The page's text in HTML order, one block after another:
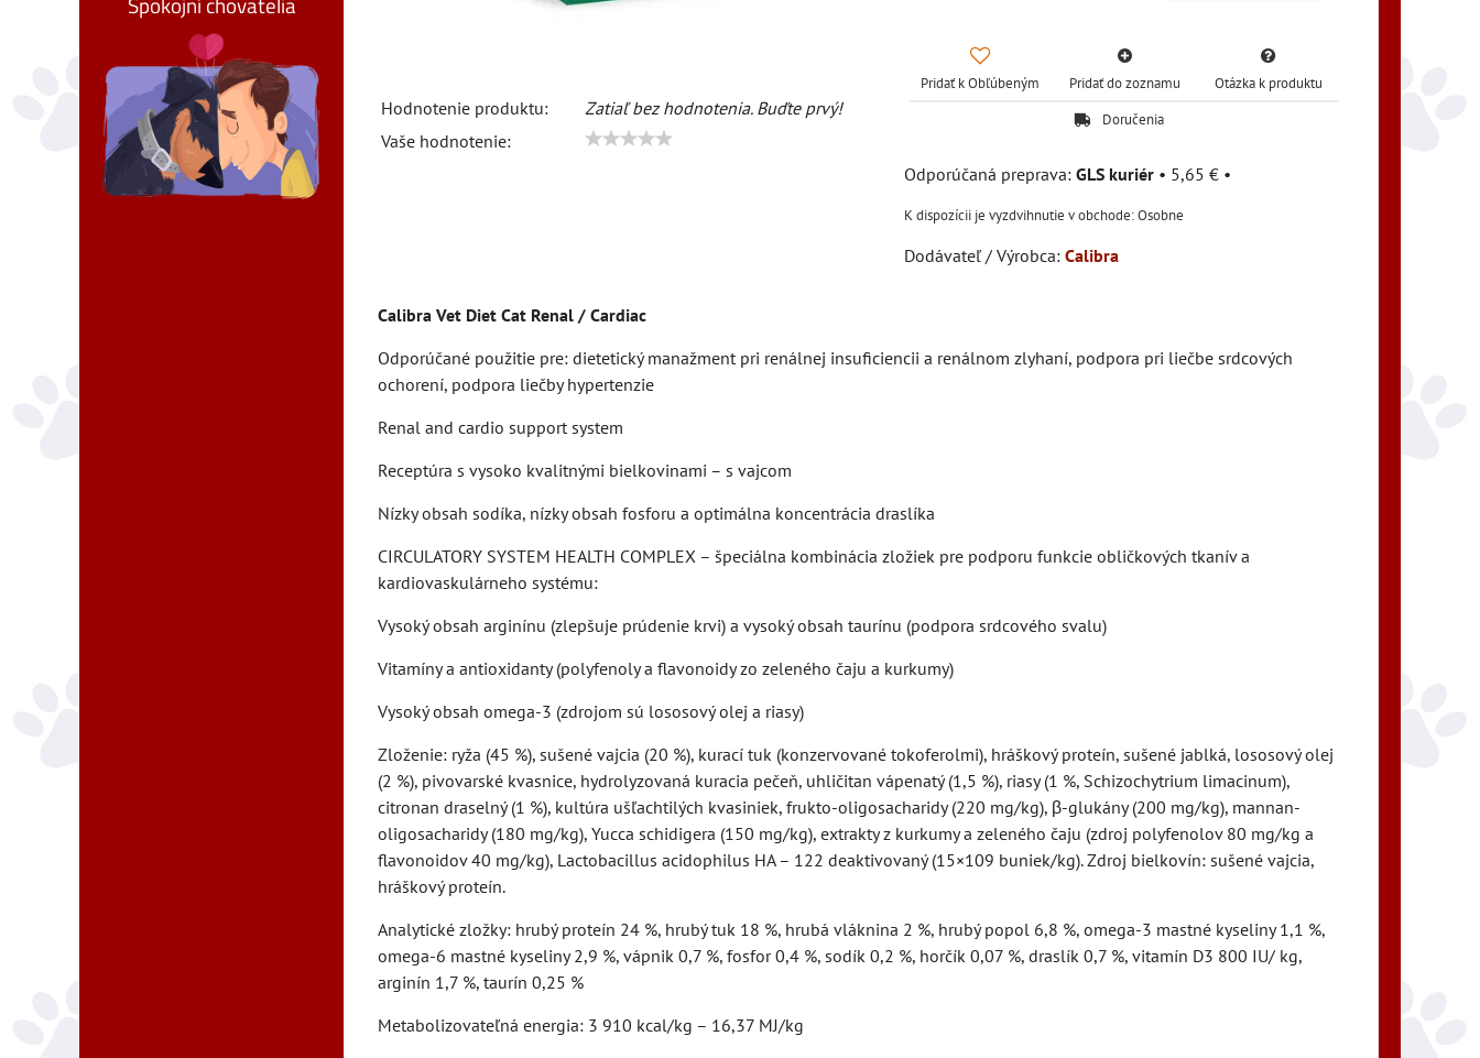
Hodnotenie produktu:
Zatiaľ bez hodnotenia. Buďte prvý!
Vaše hodnotenie:
Pridať k Obľúbeným Pridať do zoznamu
Otázka k produktu
Doručenia
GLS kuriér • 5,65 € •
Osobne
Dodávateľ / Výrobca: Calibra
Calibra Vet Diet Cat Renal / Cardiac
Odporúčané použitie pre: dietetický manažment pri renálnej insuficiencii a renálnom zlyhaní, podpora pri liečbe srdcových
ochorení, podpora liečby hypertenzie
Renal and cardio support system
Receptúra s vysoko kvalitnými bielkovinami – s vajcom
Nízky obsah sodíka, nízky obsah fosforu a optimálna koncentrácia draslíka
CIRCULATORY SYSTEM HEALTH COMPLEX – špeciálna kombinácia zložiek pre podporu funkcie obličkových tkanív a
kardiovaskulárneho systému:
Vysoký obsah arginínu (zlepšuje prúdenie krvi) a vysoký obsah taurínu (podpora srdcového svalu)
Vitamíny a antioxidanty (polyfenoly a flavonoidy zo zeleného čaju a kurkumy)
Vysoký obsah omega-3 (zdrojom sú lososový olej a riasy)
Zloženie: ryža (45 %), sušené vajcia (20 %), kurací tuk (konzervované tokoferolmi), hráškový proteín, sušené jablká, lososový olej
(2 %), pivovarské kvasnice, hydrolyzovaná kuracia pečeň, uhličitan vápenatý (1,5 %), riasy (1 %, Schizochytrium limacinum),
citronan draselný (1 %), kultúra ušľachtilých kvasiniek, frukto-oligosacharidy (220 mg/kg), β-glukány (200 mg/kg), mannan-
oligosacharidy (180 mg/kg), Yucca schidigera (150 mg/kg), extrakty z kurkumy a zeleného čaju (zdroj polyfenolov 80 mg/kg a
flavonoidov 40 mg/kg), Lactobacillus acidophilus HA – 122 deaktivovaný (15×109 buniek/kg). Zdroj bielkovín: sušené vajcia,
hráškový proteín.
Analytické zložky: hrubý proteín 24 %, hrubý tuk 18 %, hrubá vláknina 2 %, hrubý popol 6,8 %, omega-3 mastné kyseliny 1,1 %,
omega-6 mastné kyseliny 2,9 %, vápnik 0,7 %, fosfor 0,4 %, sodík 0,2 %, horčík 0,07 %, draslík 0,7 %, vitamín D3 800 IU/ kg,
arginín 1,7 %, taurín 0,25 %
Metabolizovateľná energia: 3 910 kcal/kg – 16,37 MJ/kg